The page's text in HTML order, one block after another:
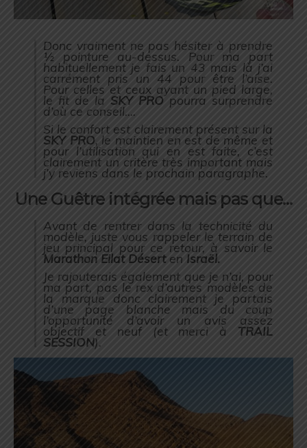
Donc vraiment ne pas hésiter à prendre
½ pointure au-dessus. Pour ma part
habituellement je fais un 43 mais là j’ai
carrément pris un 44 pour être l’aise.
Pour celles et ceux ayant un pied large,
le fit de la SKY PROpourra surprendre
d’où ce conseil….
Si le confort est clairement présent sur la
SKY PRO, le maintien en est de même et
pour l’utilisation qui en est faite, c’est
clairement un critère très important mais
j’y reviens dans le prochain paragraphe.
Une Guêtre intégrée mais pas que…
Avant de rentrer dans la technicité du
modèle, juste vous rappeler le terrain de
jeu principal pour ce retour, à savoir le
Marathon Eilat Déserten Israël.
Je rajouterais également que je n’ai, pour
ma part, pas le rex d’autres modèles de
la marque donc clairement je partais
d’une page blanche mais du coup
l’opportunité d’avoir un avis assez
objectif et neuf (et merci à TRAIL
SESSION).